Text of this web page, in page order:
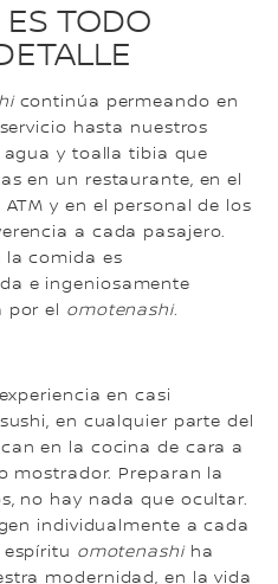
TODO
continúa permeando en
hasta nuestros
agua y toalla tibia que
en un restaurante, en el
y en el personal de los
a cada pasajero.
la comida es
e ingeniosamente
por el omotenashi.
en casi
en cualquier parte del
en la cocina de cara a
mostrador. Preparan la
no hay nada que ocultar.
individualmente a cada
omotenashiha
modernidad, en la vida